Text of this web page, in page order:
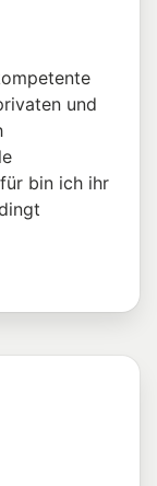
und
bin ich ihr